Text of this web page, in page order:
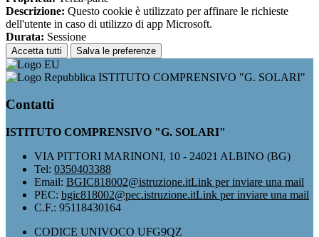
Descrizione: Questo cookie è utilizzato per affinare le richieste
dell'utente in caso di utilizzo di app Microsoft.
Durata: Sessione
Accetta tutti Salva le preferenze
ISTITUTO COMPRENSIVO "G. SOLARI"
Contatti
ISTITUTO COMPRENSIVO "G. SOLARI"
VIA PITTORI MARINONI, 10 - 24021 ALBINO (BG)
Tel: 0350403388
Email: BGIC818002@istruzione.itLink per inviare una mail
PEC: bgic818002@pec.istruzione.itLink per inviare una mail
C.F.: 95118430164
CODICE UNIVOCO UFG9QZ